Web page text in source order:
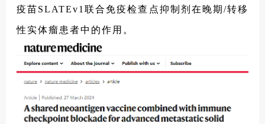
疫苗SLATEv1联合免疫检查点抑制剂在晚期/转移
性实体瘤患者中的作用。